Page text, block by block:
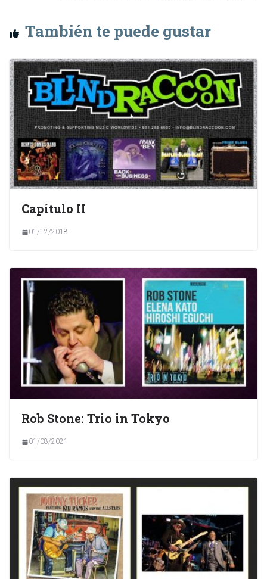
También te puede gustar
Capítulo II
01/12/2018
Rob Stone: Trio in Tokyo
01/08/2021